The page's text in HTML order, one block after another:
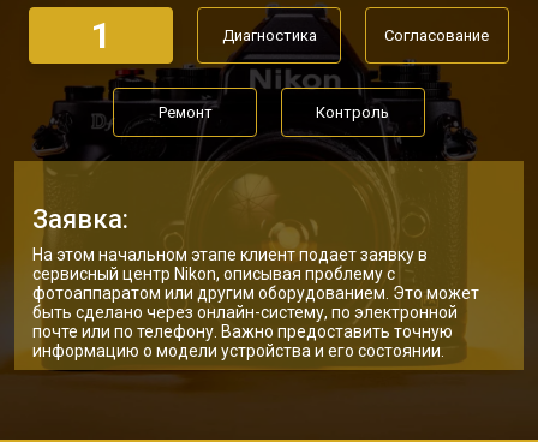
1 Диагностика Согласование
Ремонт Контроль
Заявка:
На этом начальном этапе клиент подает заявку в
сервисный центр Nikon, описывая проблему с
фотоаппаратом или другим оборудованием. Это может
быть сделано через онлайн-систему, по электронной
почте или по телефону. Важно предоставить точную
информацию о модели устройства и его состоянии.